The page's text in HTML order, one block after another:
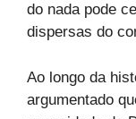
do nada pode
dispersas do
Ao longo da
argumentado